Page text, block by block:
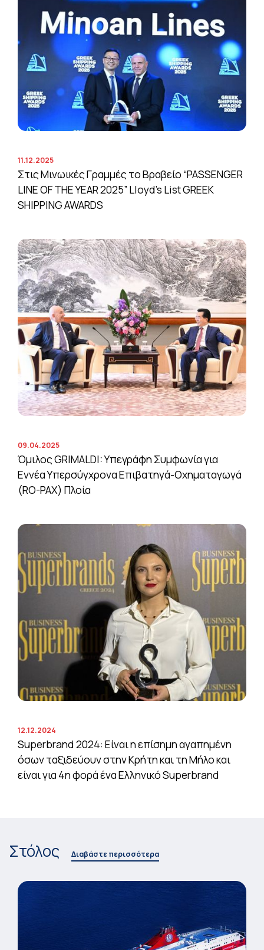
11.12.2025
Στις Μινωικές Γραμμές το Βραβείο “PASSENGER
LINE OF THE YEAR 2025” Lloyd’s List GREEK
SHIPPING AWARDS
09.04.2025
Όμιλος GRIMALDI: Υπεγράφη Συμφωνία για
Εννέα Υπερσύγχρονα Επιβατηγά-Οχηματαγωγά
(RO-PAX) Πλοία
12.12.2024
Superbrand 2024: Είναι η επίσημη αγαπημένη
όσων ταξιδεύουν στην Κρήτη και τη Μήλο και
είναι για 4η φορά ένα Ελληνικό Superbrand
Στόλος Διαβάστε περισσότερα